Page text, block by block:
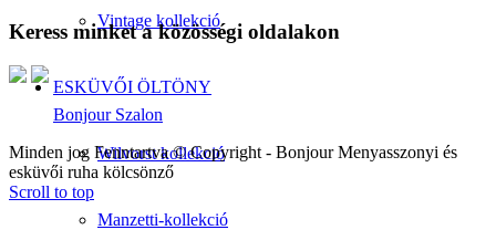
Vintage kollekció
ESKÜVŐI ÖLTÖNY
Wilvorst kollekció
Manzetti-kollekció
Keress minket a közösségi oldalakon
Bonjour Szalon
Minden jog Fenntartva © Copyright - Bonjour Menyasszonyi és
esküvői ruha kölcsönző
Scroll to top